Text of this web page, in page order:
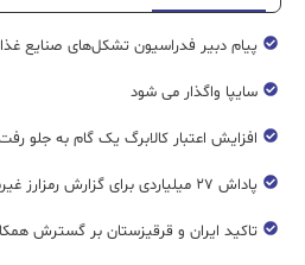
پیام دبیر فدراسیون تشکل‌های صنایع
سایپا واگذار می شود
افزایش اعتبار کالابرگ یک گام به جلو
پاداش ۲۷ میلیاردی برای گزارش رمزارز غیرمجاز
تاکید ایران و قرقیزستان بر گسترش